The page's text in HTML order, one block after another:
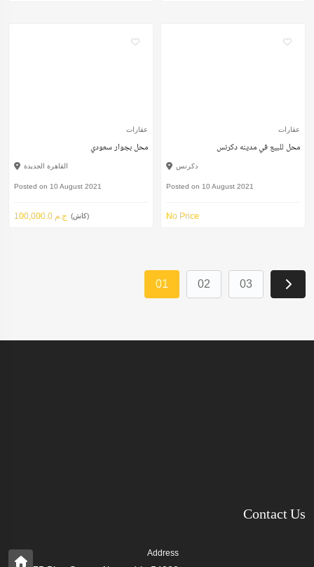
عقارات
محل بجوار سعودي
القاهرة الجديدة
Posted on 10 August 2021
100,000.0 ج.م (كاش)
عقارات
محل للبيع في مدينه دكرنس
دكرنس
Posted on 10 August 2021
No Price
01 02 03
Contact Us
Address